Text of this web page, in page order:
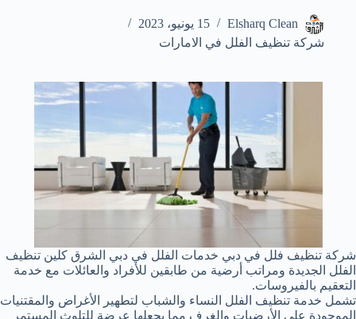
Elsharq Clean
15 يونيو، 2023
شركة تنظيف الفلل في الامارات
شركة تنظيف فلل في دبي خدمات الفلل في دبي الشرق كلين تنظيف
الفلل الجديدة ومراتب أرضية من طابقين للأفراد والعائلات مع خدمة
التعقيم بالفيروسات.
تشمل خدمة تنظيف الفلل النساء والشباب لتطهير الأغراض والمقتنيات
الموجودة على الأرضيات والغرف مما يجعلها عرضة للتلوث المستمر